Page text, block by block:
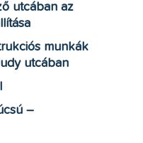
utcában az
munkák
utcában
–